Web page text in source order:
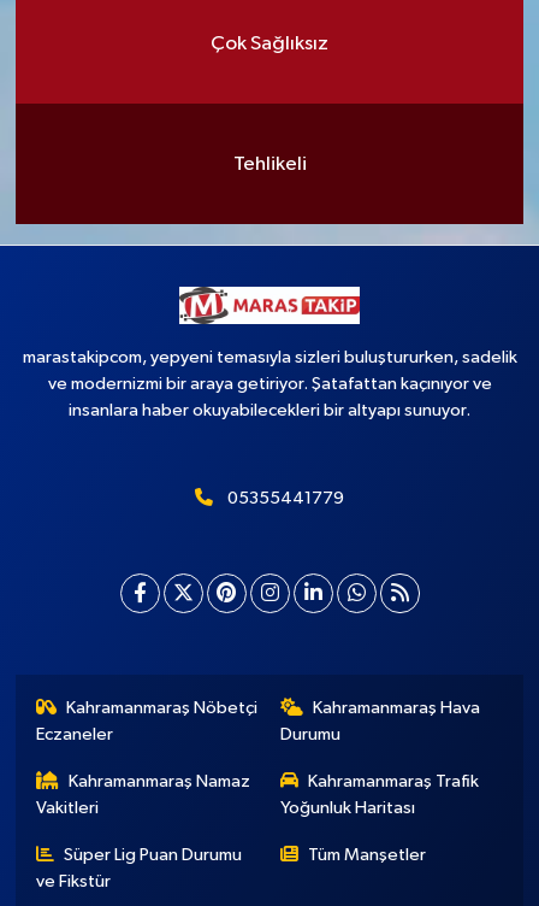
Çok Sağlıksız
Tehlikeli
marastakipcom, yepyeni temasıyla sizleri buluştururken, sadelik
ve modernizmi bir araya getiriyor. Şatafattan kaçınıyor ve
insanlara haber okuyabilecekleri bir altyapı sunuyor.
05355441779
Kahramanmaraş Nöbetçi
Eczaneler
Kahramanmaraş Hava
Durumu
Kahramanmaraş Namaz
Vakitleri
Kahramanmaraş Trafik
Yoğunluk Haritası
Süper Lig Puan Durumu
ve Fikstür
Tüm Manşetler